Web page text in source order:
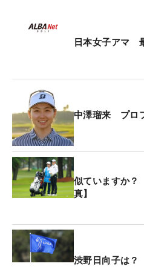
には長澤愛羅と吉崎マーナ
昨年覇者の鳥居さくらはト
タイ。中澤の妹・紗来はト
タイだった。
日本女子アマ
中澤瑠来 プロ
似ていますか
真】
渋野日向子は